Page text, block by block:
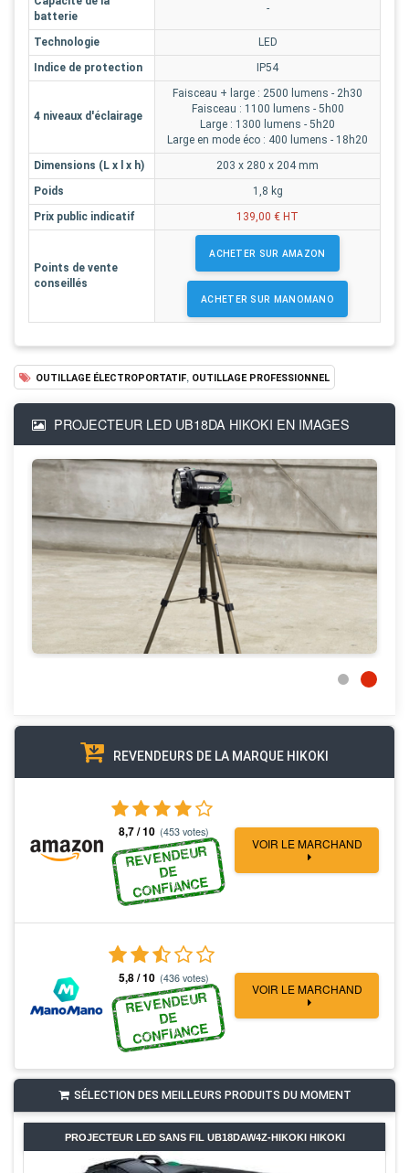
batterie
-
Technologie
LED
Indice de protection
IP54
4 niveaux d'éclairage
Faisceau + large : 2500 lumens - 2h30
Faisceau : 1100 lumens - 5h00
Large : 1300 lumens - 5h20
Large en mode éco : 400 lumens - 18h20
Dimensions (L x l x h)
203 x 280 x 204 mm
Poids
1,8 kg
Prix public indicatif
139,00 € HT
Points de vente
conseillés
ACHETER SUR AMAZON
ACHETER SUR MANOMANO
OUTILLAGE ÉLECTROPORTATIF, OUTILLAGE PROFESSIONNEL
PROJECTEUR LED UB18DA HIKOKI EN IMAGES
REVENDEURS DE LA MARQUE HIKOKI
8,7 / 10 (453 votes)
REVENDEUR
DE
CONFIANCE
VOIR LE MARCHAND
5,8 / 10 (436 votes)
REVENDEUR
DE
CONFIANCE
VOIR LE MARCHAND
SÉLECTION DES MEILLEURS PRODUITS DU MOMENT
PROJECTEUR LED SANS FIL UB18DAW4Z-HIKOKI HIKOKI